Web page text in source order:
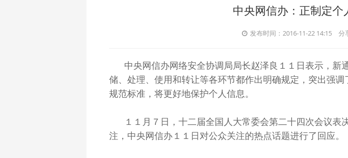
中央网信办：正制定
发布时间：2016-11-22 14:15 分
中央网信办网络安全协调局局长赵泽良１１日表示，
储、处理、使用和转让等各环节都作出明确规定，突出强
规范标准，将更好地保护个人信息。
１１月７日，十二届全国人大常委会第二十四次会议表
注，中央网信办１１日对公众关注的热点话题进行了回应。